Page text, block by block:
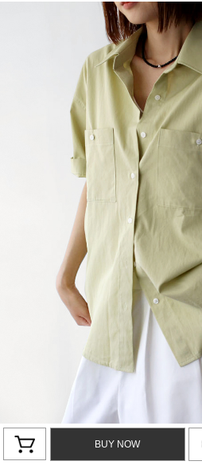
BUY NOW